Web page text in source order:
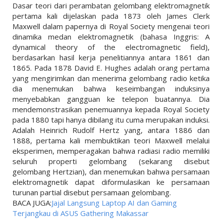
Dasar teori dari perambatan gelombang elektromagnetik
pertama kali dijelaskan pada 1873 oleh James Clerk
Maxwell dalam papernya di Royal Society mengenai teori
dinamika medan elektromagnetik (bahasa Inggris: A
dynamical theory of the electromagnetic field),
berdasarkan hasil kerja penelitiannya antara 1861 dan
1865. Pada 1878 David E. Hughes adalah orang pertama
yang mengirimkan dan menerima gelombang radio ketika
dia menemukan bahwa keseimbangan induksinya
menyebabkan gangguan ke telepon buatannya. Dia
mendemonstrasikan penemuannya kepada Royal Society
pada 1880 tapi hanya dibilang itu cuma merupakan induksi.
Adalah Heinrich Rudolf Hertz yang, antara 1886 dan
1888, pertama kali membuktikan teori Maxwell melalui
eksperimen, memperagakan bahwa radiasi radio memiliki
seluruh properti gelombang (sekarang disebut
gelombang Hertzian), dan menemukan bahwa persamaan
elektromagnetik dapat diformulasikan ke persamaan
turunan partial disebut persamaan gelombang.
BACA JUGA:Jajal Langsung Laptop AI dan Gaming
Terjangkau di ASUS Gathering Makassar